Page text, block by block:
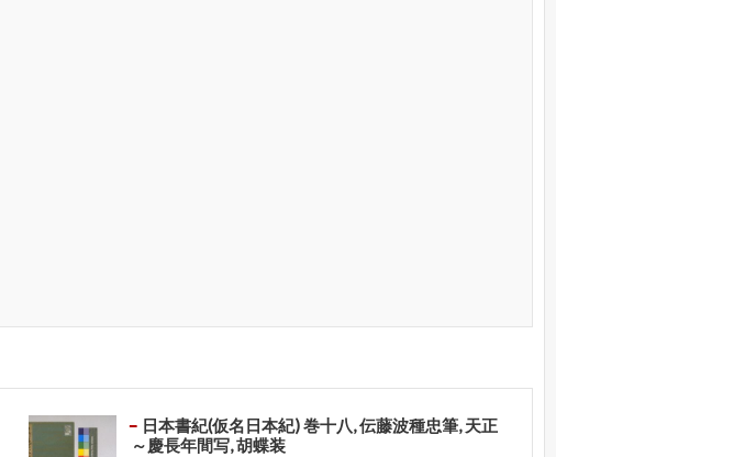
日本書紀(仮名日本紀) 巻十八, 伝藤波種忠筆, 天正
～慶長年間写, 胡蝶装